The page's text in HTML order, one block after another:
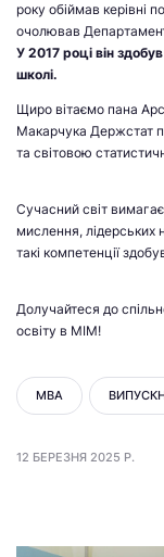
року обіймав керівні
очолював
У 2017 році він
школі.
Щиро вітаємо пана
Макарчука Держстат
та світовою
Сучасний світ
мислення, лідерських
такі компетенції
Долучайтеся до
освіту в МІМ!
MBA
12 БЕРЕЗНЯ 2025 Р.